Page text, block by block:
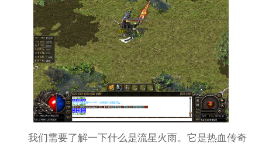
我们需要了解一下什么是流星火雨。它是热血传奇